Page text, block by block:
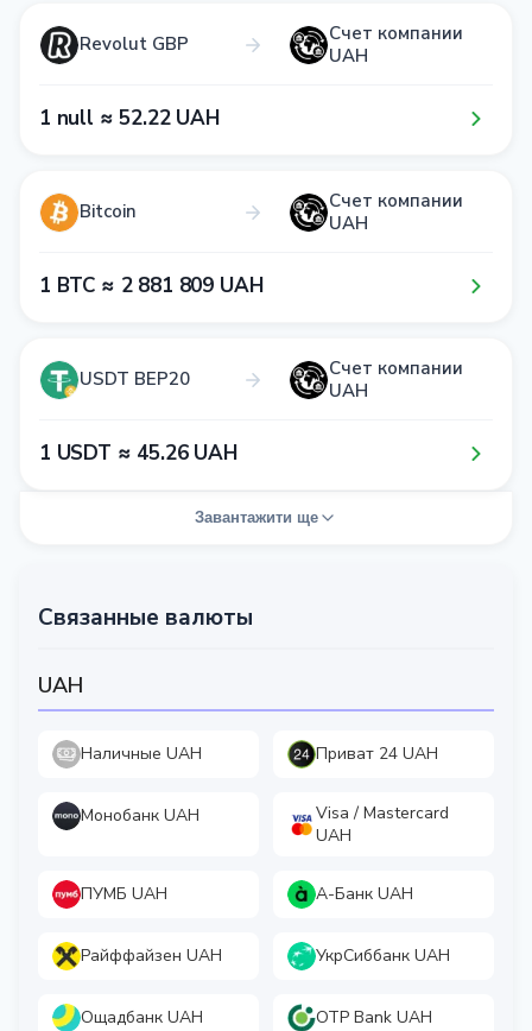
Revolut GBP
Счет компании
UAH
1​ null ≈ 5​2​.2​2​ UAH
Bitcoin
Счет компании
UAH
1​ BTC ≈ 2​ 8​8​1​ 8​0​9​ UAH
USDT BEP20
Счет компании
UAH
1​ USDT ≈ 4​5​.2​6​ UAH
Завантажити ще
Связанные валюты
UAH
Наличные UAH Приват 24 UAH
Монобанк UAH
Visa / Mastercard
UAH
ПУМБ UAH А-Банк UAH
Райффайзен UAH УкрСиббанк UAH
Ощадбанк UAH OTP Bank UAH